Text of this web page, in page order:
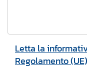
Letta la
Regolamento